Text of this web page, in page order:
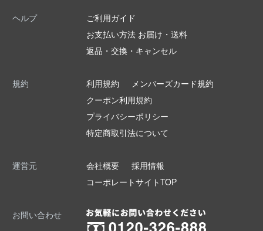
ヘルプ
ご利用ガイド
お支払い方法 お届け・送料
返品・交換・キャンセル
規約 利用規約
メンバーズカード規約
クーポン利用規約
プライバシーポリシー
特定商取引法について
運営元 会社概要
採用情報
コーポレートサイトTOP
お問い合わせ